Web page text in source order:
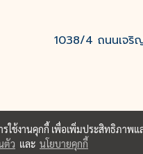
1038/4 ถนนเจริ
รใช้งานคุกกี้ เพื่อเพิ่มประสิทธิภาพ
ตัว และ นโยบายคุกกี้